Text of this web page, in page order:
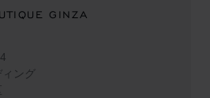
GINZA
ング